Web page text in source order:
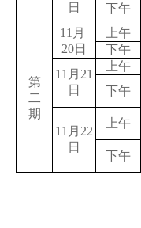
日
下午
第
二
期
11 月
20日
上午
下午
11 月 21
日
上午
下午
11 月 22
日
上午
下午